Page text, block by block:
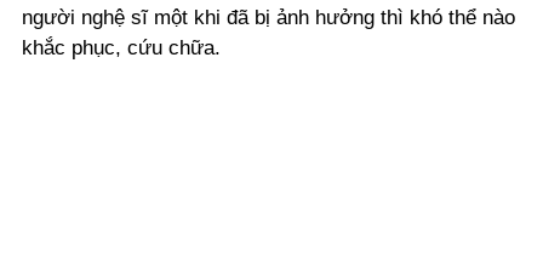
người nghệ sĩ một khi đã bị ảnh hưởng thì khó thể nào
khắc phục, cứu chữa.